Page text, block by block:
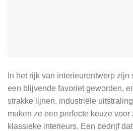
In het rijk van interieurontwerp
een blijvende favoriet geworden,
strakke lijnen, industriële
maken ze een perfecte keuze
klassieke interieurs. Een bedrijf